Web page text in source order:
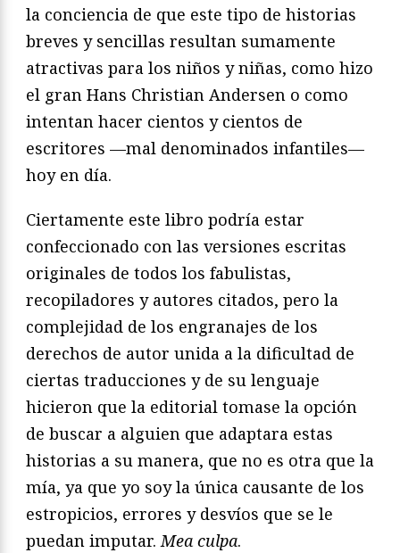
la conciencia de que este tipo de historias
breves y sencillas resultan sumamente
atractivas para los niños y niñas, como hizo
el gran Hans Christian Andersen o como
intentan hacer cientos y cientos de
escritores —mal denominados infantiles—
hoy en día.
Ciertamente este libro podría estar
confeccionado con las versiones escritas
originales de todos los fabulistas,
recopiladores y autores citados, pero la
complejidad de los engranajes de los
derechos de autor unida a la dificultad de
ciertas traducciones y de su lenguaje
hicieron que la editorial tomase la opción
de buscar a alguien que adaptara estas
historias a su manera, que no es otra que la
mía, ya que yo soy la única causante de los
estropicios, errores y desvíos que se le
puedan imputar.Mea culpa.